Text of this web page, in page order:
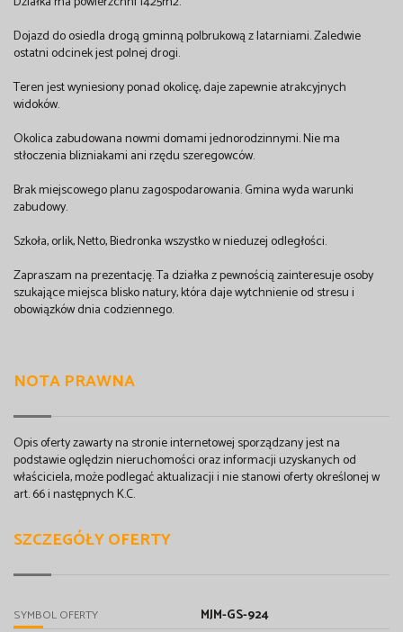
Dojazd do osiedla drogą gminną polbrukową z latarniami. Zaledwie
ostatni odcinek jest polnej drogi.
Teren jest wyniesiony ponad okolicę, daje zapewnie atrakcyjnych
widoków.
Okolica zabudowana nowmi domami jednorodzinnymi. Nie ma
stłoczenia blizniakami ani rzędu szeregowców.
Brak miejscowego planu zagospodarowania. Gmina wyda warunki
zabudowy.
Szkoła, orlik, Netto, Biedronka wszystko w nieduzej odległości.
Zapraszam na prezentację. Ta działka z pewnością zainteresuje osoby
szukające miejsca blisko natury, która daje wytchnienie od stresu i
obowiązków dnia codziennego.
NOTA PRAWNA
Opis oferty zawarty na stronie internetowej sporządzany jest na
podstawie oględzin nieruchomości oraz informacji uzyskanych od
właściciela, może podlegać aktualizacji i nie stanowi oferty określonej w
art. 66 i następnych K.C.
SZCZEGÓŁY OFERTY
SYMBOL OFERTY MJM-GS-924